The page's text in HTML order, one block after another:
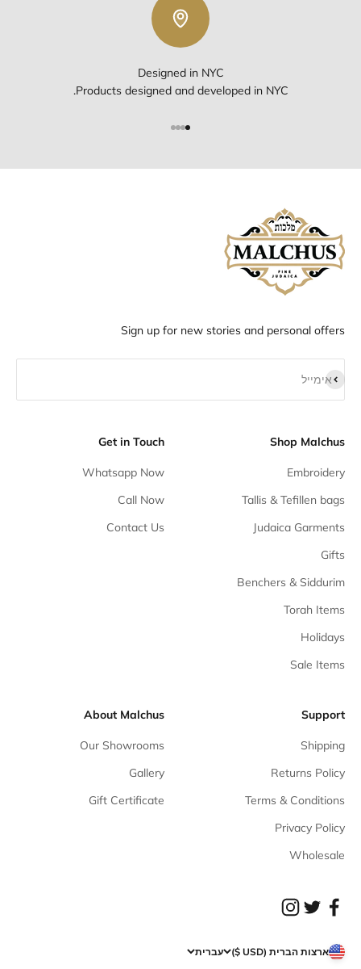
Designed in NYC
Products designed and developed in NYC.
Sign up for new stories and personal offers
אימייל
הירשם כמנוי
Shop Malchus
Embroidery
Tallis & Tefillen bags
Judaica Garments
Gifts
Benchers & Siddurim
Torah Items
Holidays
Sale Items
Get in Touch
Whatsapp Now
Call Now
Contact Us
Support
Shipping
Returns Policy
Terms & Conditions
Privacy Policy
Wholesale
About Malchus
Our Showrooms
Gallery
Gift Certificate
ארצות הברית (USD $) עברית